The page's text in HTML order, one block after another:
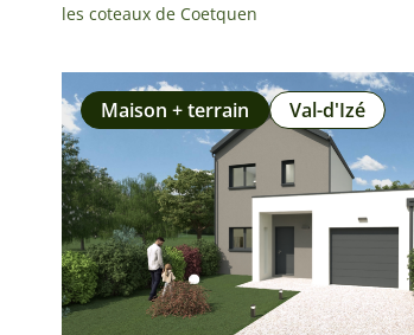
les coteaux de Coetquen
Maison + terrain Val-d'Izé